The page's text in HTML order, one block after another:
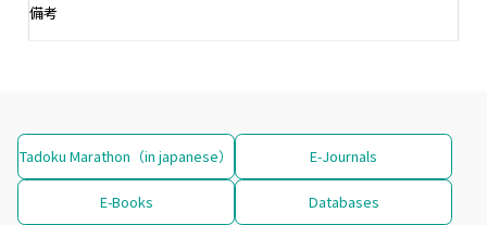
備考
Tadoku Marathon（in japanese） E-Journals
E-Books Databases